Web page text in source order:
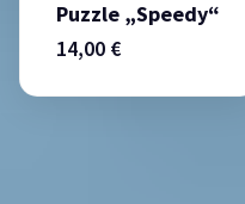
Puzzle „Speedy“
14,00 €